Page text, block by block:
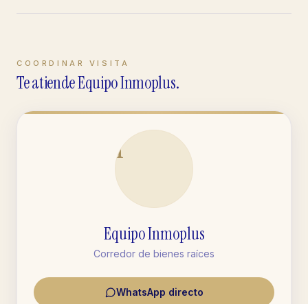
COORDINAR VISITA
Te atiende Equipo Inmoplus.
I
Equipo Inmoplus
Corredor de bienes raíces
WhatsApp directo